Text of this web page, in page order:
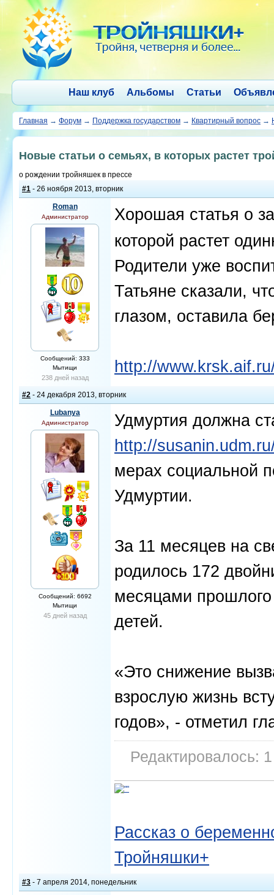
Наш клуб Альбомы Статьи
Главная → Форум → Поддержка государством → Квартирный вопрос →
Новые статьи о семьях, в которых растет
о рождении тройняшек в прессе
#1 - 26 ноября 2013, вторник
Roman
Администратор
Сообщений: 333
Мытищи
238 дней назад
Хорошая статья о
которой растет
Родители уже
Татьяне сказали,
глазом, оставила
http://
#2 - 24 декабря 2013, вторник
Lubanya
Администратор
Сообщений: 6692
Мытищи
45 дней назад
Удмуртия должна
http://
мерах социальной
Удмуртии.
За 11 месяцев на
родилось 172
месяцами прошлого
детей.
«Это снижение
взрослую жизнь
годов», - отметил
Редактировалось:
Рассказ о
Тройняшки+
#3 - 7 апреля 2014, понедельник